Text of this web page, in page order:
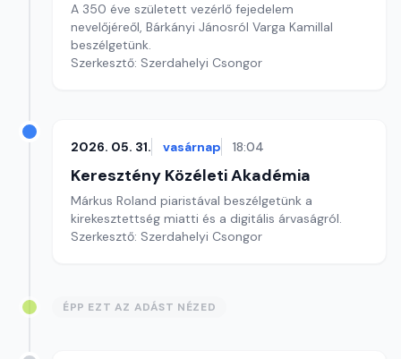
A 350 éve született vezérlő fejedelem
nevelőjéreől, Bárkányi Jánosról Varga Kamillal
beszélgetünk.
Szerkesztő: Szerdahelyi Csongor
2026. 05. 31. vasárnap 18:04
Keresztény Közéleti Akadémia
Márkus Roland piaristával beszélgetünk a
kirekesztettség miatti és a digitális árvaságról.
Szerkesztő: Szerdahelyi Csongor
ÉPP EZT AZ ADÁST NÉZED